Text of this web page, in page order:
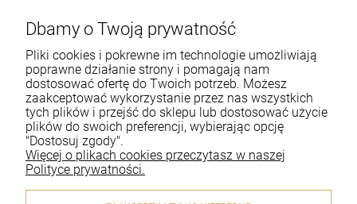
Pomoc
Moje konto
Płatności i dostawa
Informacje
O nas
Dbamy o Twoją prywatność
Pliki cookies i pokrewne im technologie umożliwiają
poprawne działanie strony i pomagają nam
dostosować ofertę do Twoich potrzeb. Możesz
zaakceptować wykorzystanie przez nas wszystkich
tych plików i przejść do sklepu lub dostosować użycie
plików do swoich preferencji, wybierając opcję
"Dostosuj zgody".
Więcej o plikach cookies przeczytasz w naszej
Polityce prywatności.